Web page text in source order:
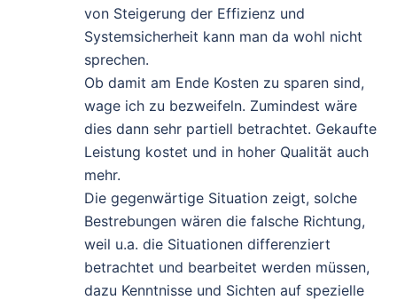
von Steigerung der Effizienz und
Systemsicherheit kann man da wohl nicht
sprechen.
Ob damit am Ende Kosten zu sparen sind,
wage ich zu bezweifeln. Zumindest wäre
dies dann sehr partiell betrachtet. Gekaufte
Leistung kostet und in hoher Qualität auch
mehr.
Die gegenwärtige Situation zeigt, solche
Bestrebungen wären die falsche Richtung,
weil u.a. die Situationen differenziert
betrachtet und bearbeitet werden müssen,
dazu Kenntnisse und Sichten auf spezielle